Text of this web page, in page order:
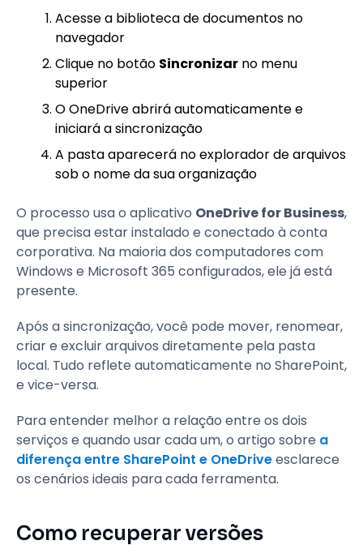
Acesse a biblioteca de documentos no
navegador
Clique no botão Sincronizar no menu
superior
O OneDrive abrirá automaticamente e
iniciará a sincronização
A pasta aparecerá no explorador de arquivos
sob o nome da sua organização
O processo usa o aplicativo OneDrive for Business,
que precisa estar instalado e conectado à conta
corporativa. Na maioria dos computadores com
Windows e Microsoft 365 configurados, ele já está
presente.
Após a sincronização, você pode mover, renomear,
criar e excluir arquivos diretamente pela pasta
local. Tudo reflete automaticamente no SharePoint,
e vice-versa.
Para entender melhor a relação entre os dois
serviços e quando usar cada um, o artigo sobre a
diferença entre SharePoint e OneDriveesclarece
os cenários ideais para cada ferramenta.
Como recuperar versões